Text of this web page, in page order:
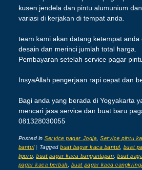
kusen jendela dan pintu alumunium
variasi di kerjakan di tempat anda.
team kami akan datang ketempat anda
desain dan merinci jumlah total harga.
Pembayaran setelah service pagar
InsyaAllah pengerjaan rapi cepat dan
Bagi anda yang berada di Yogyakarta
mencari jasa service dan buat baru
081328030055
Posted inService pagar Jogja ,Service pintu
bantul
Taggedbuat bagar kaca bantul, buat
lipuro ,buat pagar kaca banguntapan ,buat
pagar kaca berbah
buat pagar kaca